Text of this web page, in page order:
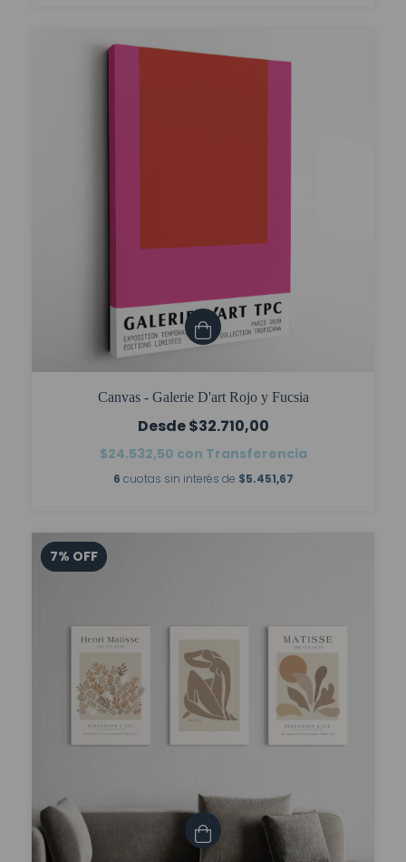
Canvas - Galerie D'art Rojo y Fucsia
$32.710,00
$24.532,50 con Transferencia
6 cuotas sin interés de $5.451,67
7% OFF